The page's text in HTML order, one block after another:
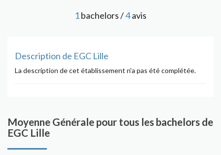
1bachelors /4avis
Description de EGC Lille
La description de cet établissement n'a pas été complétée.
Moyenne Générale pour tous les bachelors de
EGC Lille